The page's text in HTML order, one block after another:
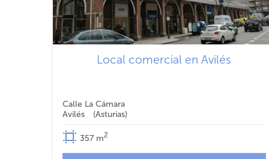
Local comercial en Avilés
Calle La Cámara
Avilés
Asturias
357 m2